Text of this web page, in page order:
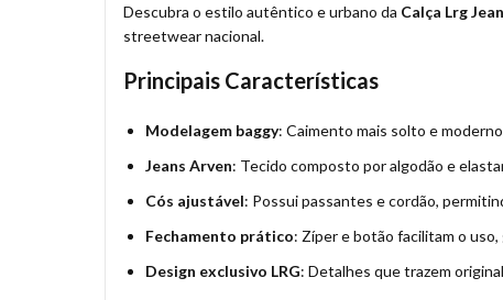
Descubra o estilo autêntico e urbano da Calça Lrg
streetwear nacional.
Principais Características
Modelagem baggy: Caimento mais solto e
Jeans Arven: Tecido composto por algodão e
Cós ajustável: Possui passantes e cordão,
Fechamento prático: Zíper e botão facilitam o
Design exclusivo LRG: Detalhes que trazem